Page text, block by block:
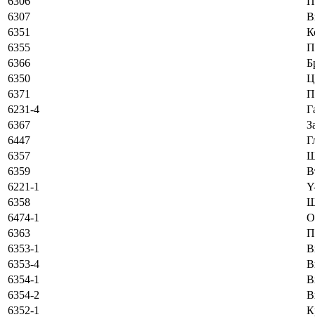
6307
6351
6355
6366
6350
6371
6231-4
6367
6447
6357
6359
6221-1
6358
6474-1
6363
6353-1
6353-4
6354-1
6354-2
6352-1